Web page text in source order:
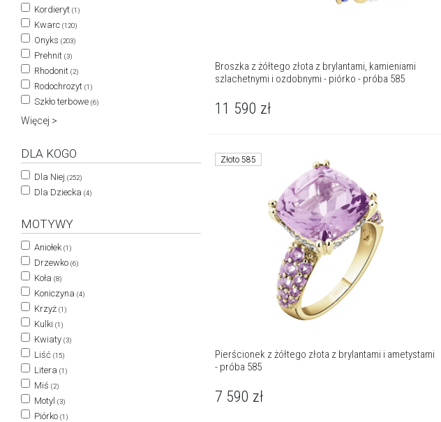
Kordieryt (1)
Kwarc (120)
Onyks (203)
Prehnit (3)
Rhodonit (2)
Rodochrozyt (1)
Szkło terbowe (6)
Więcej >
DLA KOGO
Dla Niej (252)
Dla Dziecka (4)
MOTYWY
Aniołek (1)
Drzewko (6)
Koła (8)
Koniczyna (4)
Krzyż (1)
Kulki (1)
Kwiaty (3)
Liść (15)
Litera (1)
Miś (2)
Motyl (3)
Piórko (1)
Broszka z żółtego złota z brylantami, kamieniami
szlachetnymi i ozdobnymi - piórko - próba 585
11 590 zł
Złoto 585
Pierścionek z żółtego złota z brylantami i ametystami
- próba 585
7 590 zł